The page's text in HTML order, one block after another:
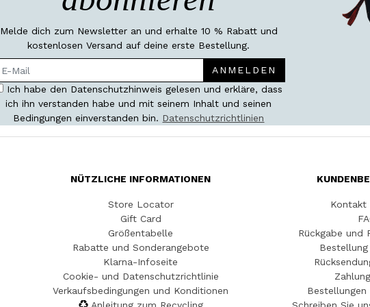
Melde dich zum Newsletter an und erhalte 10 % Rabatt und
kostenlosen Versand auf deine erste Bestellung.
ANMELDEN
Ich habe den Datenschutzhinweis gelesen und erkläre, dass
ich ihn verstanden habe und mit seinem Inhalt und seinen
Bedingungen einverstanden bin. Datenschutzrichtlinien
NÜTZLICHE INFORMATIONEN
Store Locator
Gift Card
Größentabelle
Rabatte und Sonderangebote
Klarna-Infoseite
Cookie- und Datenschutzrichtlinie
Verkaufsbedingungen und Konditionen
Kontakt
Rückgabe und
Bestellungen